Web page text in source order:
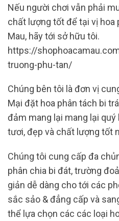
Nếu người chơi vẫn phải
chất lượng tốt để tại vị hoa
Mau, hãy tới sở hữu tôi.
https://
truong-phu-tan/
Chúng bên tôi là đơn vị
Mại đặt hoa phân tách bi
đảm mang lại mang lại
tươi, đẹp và chất lượng tốt
Chúng tôi cung cấp đa
phân chia bi đát, trường
giản dễ dàng cho tới các
sắc sảo & đẳng cấp và
thể lựa chọn các các loại